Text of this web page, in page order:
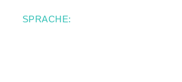
SPRACHE: